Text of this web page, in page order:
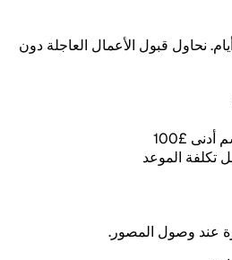
نحاول قبول الأعمال العاجلة دون
تكلفة الموعد
عند وصول المصور.